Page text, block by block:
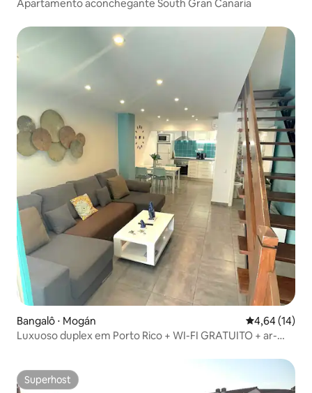
Apartamento aconchegante South Gran Canaria
Bangalô ⋅ Mogán 4,64 de uma
4,64 (14)
Luxuoso duplex em Porto Rico + WI-FI GRATUITO + ar-
Superhost
Superhost